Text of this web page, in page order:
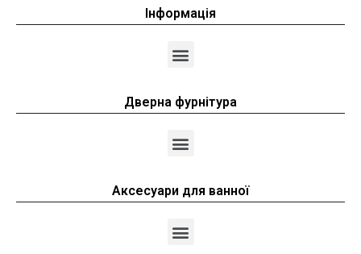
Інформація
Дверна фурнітура
Аксесуари для ванної